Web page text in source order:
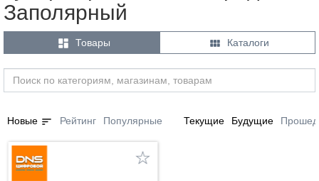
Заполярный
 Товары  Каталоги
Новые sort Рейтинг Популярные Текущие Будущие